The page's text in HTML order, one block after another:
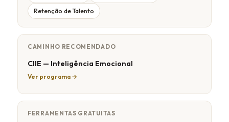
Retenção de Talento
CAMINHO RECOMENDADO
CIIE — Inteligência Emocional
Ver programa →
FERRAMENTAS GRATUITAS